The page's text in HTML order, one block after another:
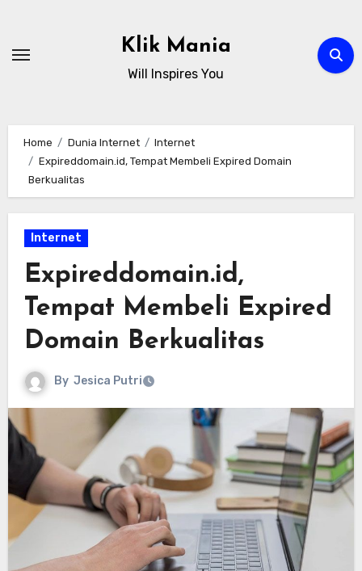
content
Klik Mania
Will Inspires You
Home Dunia Internet
Internet
Expireddomain.id, Tempat Membeli Expired Domain
Berkualitas
Internet
Expireddomain.id,
Tempat Membeli Expired
Domain Berkualitas
By Jesica Putri